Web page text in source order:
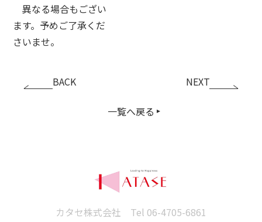
異なる場合もござい
ます。予めご了承くだ
さいませ。
BACK
一覧へ戻る
NEXT
カタセ株式会社 Tel 06-4705-6861